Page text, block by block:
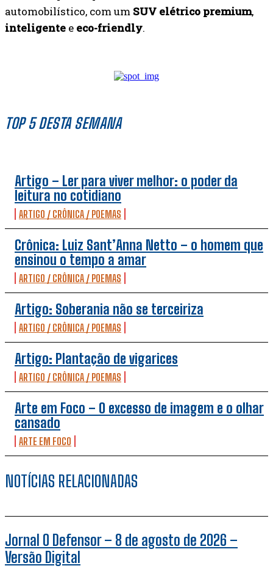
TOP 5 DESTA SEMANA
Artigo – Ler para viver melhor: o poder da
leitura no cotidiano
ARTIGO / CRÔNICA / POEMAS
Crônica: Luiz Sant’Anna Netto – o homem que
ensinou o tempo a amar
ARTIGO / CRÔNICA / POEMAS
Artigo: Soberania não se terceiriza
ARTIGO / CRÔNICA / POEMAS
Artigo: Plantação de vigarices
ARTIGO / CRÔNICA / POEMAS
Arte em Foco – O excesso de imagem e o olhar
cansado
ARTE EM FOCO
NOTÍCIAS RELACIONADAS
Jornal O Defensor – 8 de agosto de 2026 –
Versão Digital
automobilístico, com um SUV elétrico premium,
inteligente e eco-friendly.